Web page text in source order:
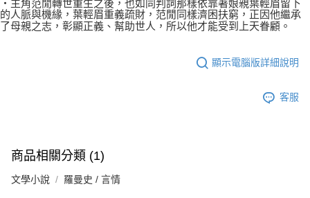
‧主角范閒轉世重生之後，也如同判詞那樣依靠著娘親葉輕眉留下
的人脈與機緣，葉輕眉重義疏財，范閒同樣濟困扶窮，正因他繼承
了母親之志，彰顯正義、幫助世人，所以他才能受到上天眷顧。
顯示電腦版詳細說明
客服
商品相關分類 (1)
文學小說 羅曼史 / 言情